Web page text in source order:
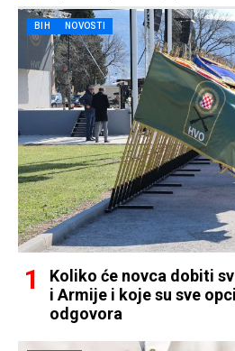
BIH NOVOSTI
Koliko će novca dobiti
i Armije i koje su sve
odgovora